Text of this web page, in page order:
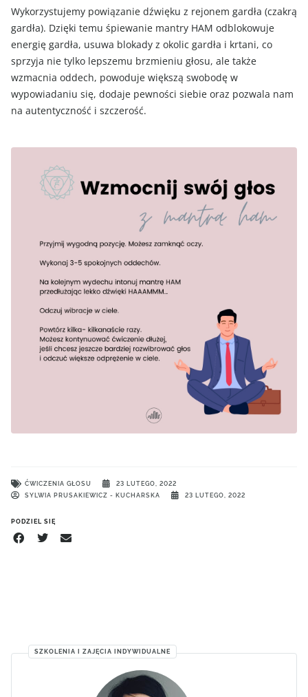
Wykorzystujemy powiązanie dźwięku z rejonem gardła (czakrą
gardła). Dzięki temu śpiewanie mantry HAM odblokowuje
energię gardła, usuwa blokady z okolic gardła i krtani, co
sprzyja nie tylko lepszemu brzmieniu głosu, ale także
wzmacnia oddech, powoduje większą swobodę w
wypowiadaniu się, dodaje pewności siebie oraz pozwala nam
na autentyczność i szczerość.
ĆWICZENIA GŁOSU
23 LUTEGO, 2022
SYLWIA PRUSAKIEWICZ - KUCHARSKA
23 LUTEGO, 2022
PODZIEL SIĘ
SZKOLENIA I ZAJĘCIA INDYWIDUALNE